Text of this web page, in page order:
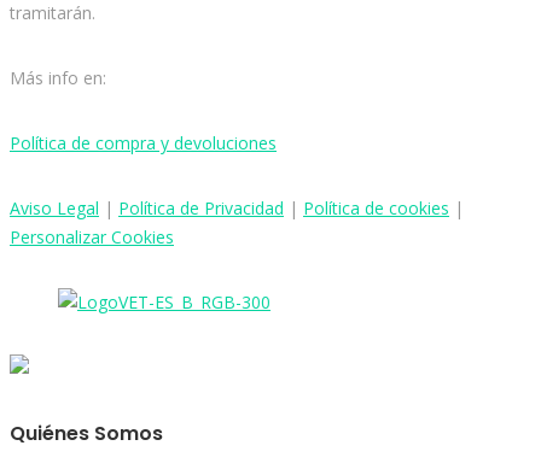
tramitarán.
Más info en:
Política de compra y devoluciones
Aviso Legal | Política de Privacidad | Política de cookies |
Personalizar Cookies
Quiénes Somos